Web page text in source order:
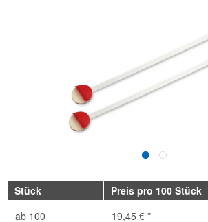
Stück
Preis pro 100 Stück
ab 100 19,45 € *